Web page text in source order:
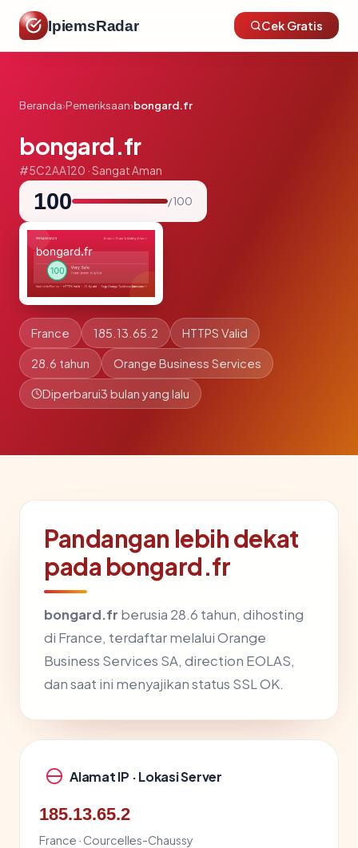
IpiemsRadar Cek Gratis
Beranda›Pemeriksaan›bongard.fr
bongard.fr
#5C2AA120 · Sangat Aman
100 / 100
France 185.13.65.2 HTTPS Valid
28.6 tahun Orange Business Services
Diperbarui3 bulan yang lalu
Pandangan lebih dekat
pada bongard.fr
bongard.fr berusia 28.6 tahun, dihosting
di France, terdaftar melalui Orange
Business Services SA, direction EOLAS,
dan saat ini menyajikan status SSL OK.
Alamat IP · Lokasi Server
185.13.65.2
France · Courcelles-Chaussy